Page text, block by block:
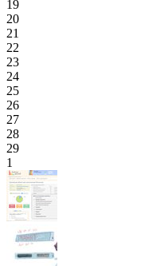
19
20
21
22
23
24
25
26
27
28
29
1